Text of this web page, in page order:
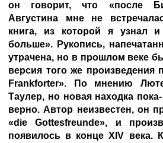
он говорит, что «после
Августина мне не
книга, из которой я узнал
больше». Рукопись,
утрачена, но в прошлом веке
версия того же произведения
Frankforter». По мнению
Таулер, но новая находка
верно. Автор неизвестен, он
«die Gottesfreunde», и
появилось в конце XIV века.